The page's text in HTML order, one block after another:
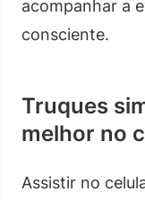
acompanhar a
consciente.
Truques
melhor no
Assistir no